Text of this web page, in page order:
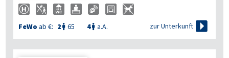
FeWo ab €: 2  65 4 a.A. zur Unterkunft 